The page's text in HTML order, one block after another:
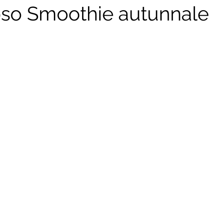
piatti
Smoothie autunnale